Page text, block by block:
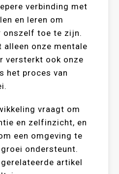
verbinding met
en leren om
onszelf toe te zijn.
alleen onze mentale
versterkt ook onze
het proces van
vraagt om
en zelfinzicht, en
een omgeving te
ondersteunt.
artikel